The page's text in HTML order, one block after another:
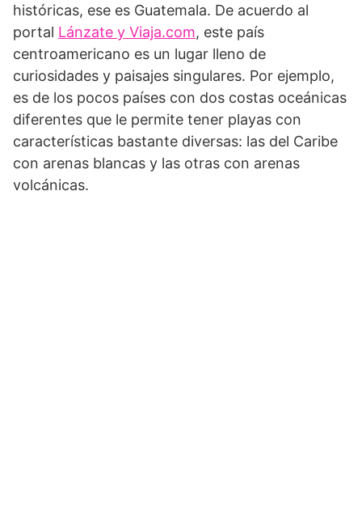
históricas, ese es Guatemala. De acuerdo al
portal Lánzate y Viaja.com, este país
centroamericano es un lugar lleno de
curiosidades y paisajes singulares. Por ejemplo,
es de los pocos países con dos costas oceánicas
diferentes que le permite tener playas con
características bastante diversas: las del Caribe
con arenas blancas y las otras con arenas
volcánicas.